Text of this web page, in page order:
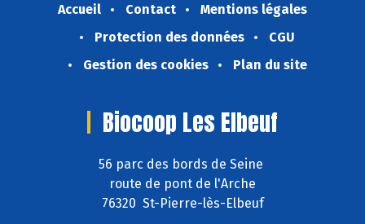
Accueil Contact
Mentions légales
Protection des données
CGU
Gestion des cookies
Plan du site
Biocoop Les Elbeuf
56 parc des bords de Seine
route de pont de l'Arche
76320 St-Pierre-lès-Elbeuf